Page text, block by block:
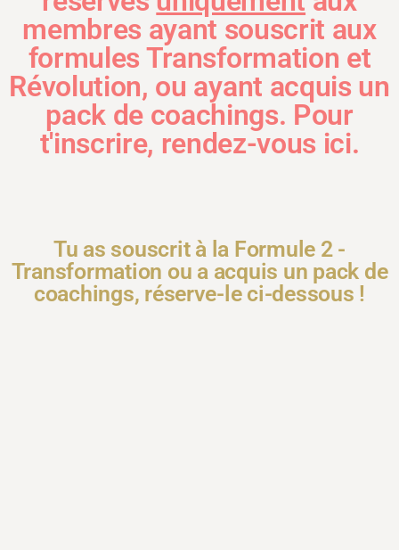
membres ayant souscrit aux
formules Transformation et
Révolution, ou ayant acquis un
pack de coachings. Pour
t'inscrire, rendez-vous ici.
Tu as souscrit à la Formule 2 -
Transformation ou a acquis un pack de
coachings, réserve-le ci-dessous !